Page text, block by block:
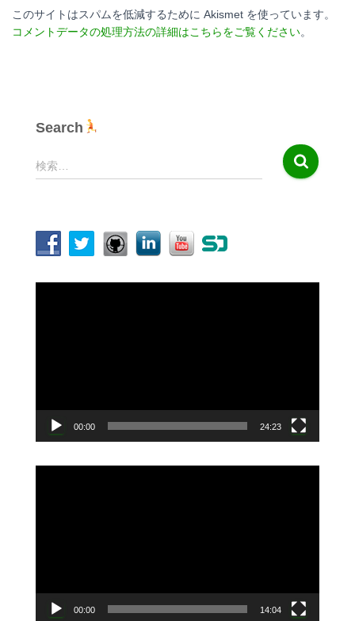
このサイトはスパムを低減するために Akismet を使っています。
コメントデータの処理方法の詳細はこちらをご覧ください。
Search
検
索
検索…
00:00 24:23
00:00 14:04